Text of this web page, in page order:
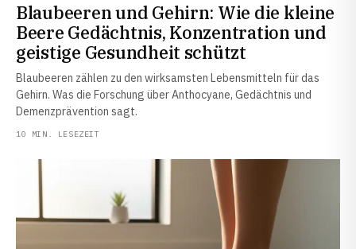
Blaubeeren und Gehirn: Wie die kleine
Beere Gedächtnis, Konzentration und
geistige Gesundheit schützt
Blaubeeren zählen zu den wirksamsten Lebensmitteln für das
Gehirn. Was die Forschung über Anthocyane, Gedächtnis und
Demenzprävention sagt.
10 MIN. LESEZEIT